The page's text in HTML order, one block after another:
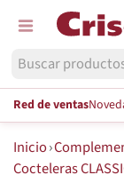
Red de ventas
Inicio›
Cocteleras